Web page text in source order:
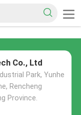
Co., Ltd
Park, Yunhe
Rencheng
Province.